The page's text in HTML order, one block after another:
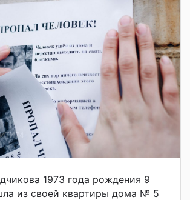
1973 года рождения 9
из своей квартиры дома № 5